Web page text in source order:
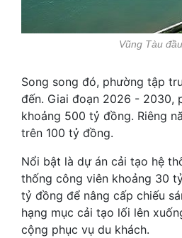
Vũng Tàu
Song song đó, phường tập
đến. Giai đoạn 2026 - 2030,
khoảng 500 tỷ đồng. Riêng
trên 100 tỷ đồng.
Nổi bật là dự án cải tạo hệ
thống công viên khoảng 30
tỷ đồng để nâng cấp chiếu
hạng mục cải tạo lối lên
cộng phục vụ du khách.